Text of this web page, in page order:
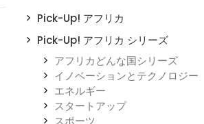
Pick-Up! アフリカ
Pick-Up! アフリカ シリーズ
アフリカどんな国シリーズ
イノベーションとテクノロジー
エネルギー
スタートアップ